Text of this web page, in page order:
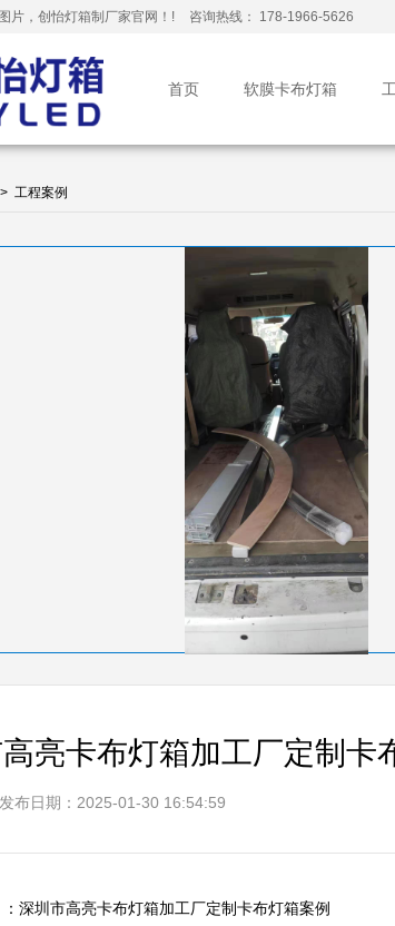
片，创怡灯箱制厂家官网！! 咨询热线： 178-1966-5626
首页 软膜卡布灯箱
> 工程案例
亮卡布灯箱加工厂定制卡
发布日期：2025-01-30 16:54:59
：深圳市高亮卡布灯箱加工厂定制卡布灯箱案例